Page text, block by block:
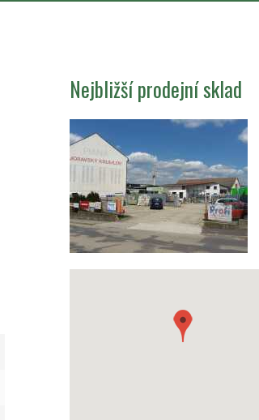
Nejbližší prodejní sklad